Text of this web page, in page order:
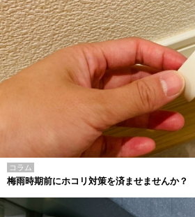
コラム
梅雨時期前にホコリ対策を済ませませんか？